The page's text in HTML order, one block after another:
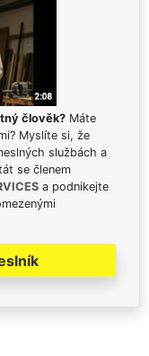
člověk? Máte
Myslíte si, že
službách a
se členem
a podnikejte